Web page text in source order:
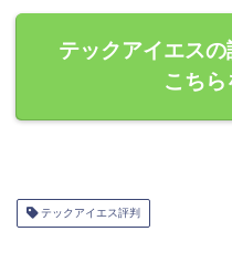
テックアイエス
こち
テックアイエス評判